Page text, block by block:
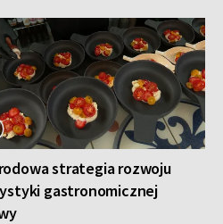
strategia rozwoju
gastronomicznej